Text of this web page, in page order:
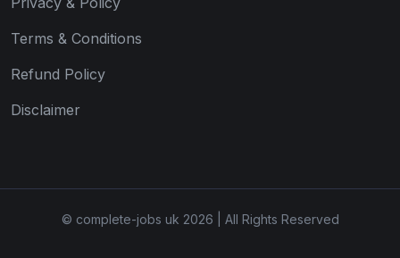
Terms & Conditions
Refund Policy
Disclaimer
© complete-jobs uk 2026 | All Rights Reserved